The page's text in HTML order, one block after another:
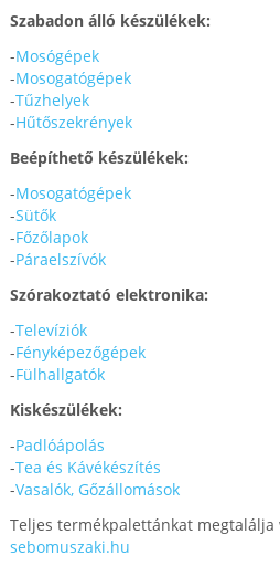
Szabadon álló készülékek:
-Mosógépek
-Mosogatógépek
-Tűzhelyek
-Hűtőszekrények
Beépíthető készülékek:
-Mosogatógépek
-Sütők
-Főzőlapok
-Páraelszívók
Szórakoztató elektronika:
-Televíziók
-Fényképezőgépek
-Fülhallgatók
Kiskészülékek:
-Padlóápolás
-Tea és Kávékészítés
-Vasalók, Gőzállomások
Teljes termékpalettánkat
sebomuszaki.hu